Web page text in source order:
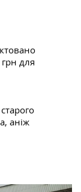
для
аніж